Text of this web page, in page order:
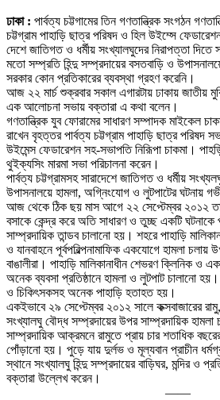
ঢাকা : পার্বত্য চট্টগামের তিন গণতান্ত্রিক সংগঠন
চট্টগ্রাম পাহাড়ি ছাত্র পরিষদ ও হিল উইম্সে
দেশে জাতিগত ও ধর্মীয় সংখ্যালঘুদের নিরাপত্তা
মতো সম্প্রতি হিন্দু সম্প্রদায়ের বসতবাড়ি ও
সরকার কোন প্রতিকারের ব্যবস্থা গ্রহণ করেনি।
আজ ২২ মার্চ শুক্রবার সকাল এগারটায় ঢাকায় জাতীয়
এক আলোচনা সভায় বক্তারা এ কথা বলেন।
গণতান্ত্রিক যুব ফোরামের সাধারণ সম্পাদক মাইকেল
রাখেন বৃহত্তর পার্বত্য চট্টগ্রাম পাহাড়ি ছাত্র পরিষদ
উইমেন্স ফেডারেশন সহ-সভাপতি নিরিূপা চাকমা।
থুইক্যসিং মারমা সভা পরিচালনা করেন।
পার্বত্য চট্টগ্রামসহ সারাদেশে জাতিগত ও ধর্মীয়
উপাসনালয়ে হামলা, অগ্নিংযোগ ও লুটপাটের ঘটনায়
আজ থেকে ঠিক ছয় মাস আগে ২২ সেপ্টেম্বর ২০১২
বসাকে কেন্দ্র করে অতি সাধারণ ও তুচ্ছ একটি ঘটনাকে
সাম্প্রদায়িক তান্ডব চালানো হয়। শহরে পাহাড়ি
ও যানবাহনে পূর্বপরিল্পনামাফিক একযোগে হামলা চলায়
বাঙালীরা। পাহাড়ি মালিকানাধীন শেভরণ ক্লিনিক ও
অনেক ব্যবসা প্রতিষ্ঠানে হামলা ও লুটপাট চালানো
ও চিকিৎসকসহ অনেক পাহাড়ি হতাহত হয়।
একইভাবে ২৯ সেপ্টেম্বর ২০১২ সালে কক্সবাজারের রামু,
সংখ্যালঘু বৌদ্ধ সম্প্রদায়ের উপর সাম্প্রদায়িক
সাম্প্রদায়িক আক্রমনে রামুতে প্রায় চার শতাধিক
পোঁড়ানো হয়। পুড়ে যায় দুর্লভ ও মূল্যবান প্রাচীন
স্থানে সংখ্যালঘু হিন্দু সম্প্রদায়ের বাড়িঘর, মন্দির ও
বক্তারা উল্লেখ করেন।
——